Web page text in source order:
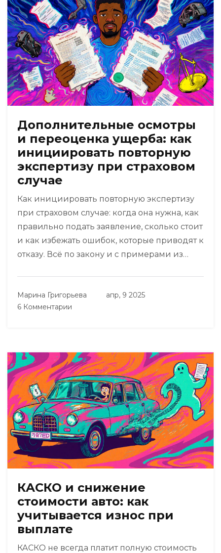
Дополнительные осмотры
и переоценка ущерба: как
инициировать повторную
экспертизу при страховом
случае
Как инициировать повторную экспертизу
при страховом случае: когда она нужна, как
правильно подать заявление, сколько стоит
и как избежать ошибок, которые приводят к
отказу. Всё по закону и с примерами из
Марина Григорьева
апр, 9 2025
6 Комментарии
КАСКО и снижение
стоимости авто: как
учитывается износ при
выплате
КАСКО не всегда платит полную стоимость